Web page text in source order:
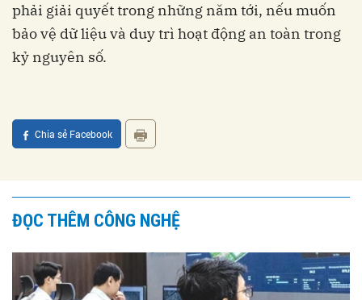
phải giải quyết trong những năm tới, nếu muốn
bảo vệ dữ liệu và duy trì hoạt động an toàn trong
kỷ nguyên số.
Chia sẻ Facebook
ĐỌC THÊM CÔNG NGHỆ